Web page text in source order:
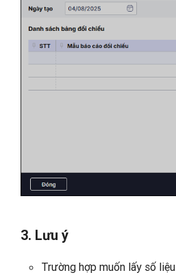
3. Lưu ý
Trường hợp muốn lấy số